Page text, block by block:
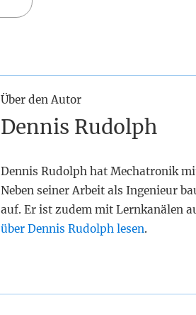
Über den Autor
Dennis Rudolph
Dennis Rudolph hat Mechatronik
Neben seiner Arbeit als Ingenieur
auf. Er ist zudem mit Lernkanälen
über Dennis Rudolph lesen.